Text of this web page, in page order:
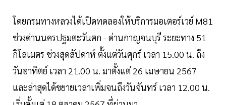
โดยกรมทางหลวงได้เปิดทดลองให้บริการมอเตอร์เวย์ M81
ช่วงด่านนครปฐมตะวันตก - ด่านกาญจนบุรี ระยะทาง 51
กิโลเมตร ช่วงสุดสัปดาห์ ตั้งแต่วันศุกร์ เวลา 15.00 น. ถึง
วันอาทิตย์ เวลา 21.00 น. มาตั้งแต่ 26 เมษายน 2567
และล่าสุดได้ขยายเวลาเพิ่มจนถึงวันจันทร์ เวลา 12.00 น.